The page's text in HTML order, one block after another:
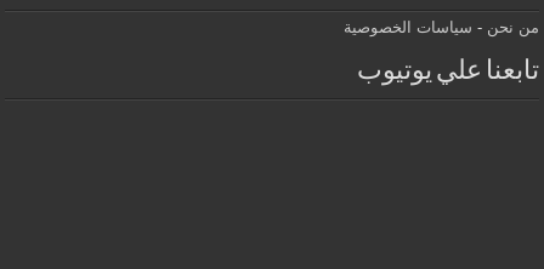
من نحن - سياسات الخصوصية
تابعنا علي يوتيوب